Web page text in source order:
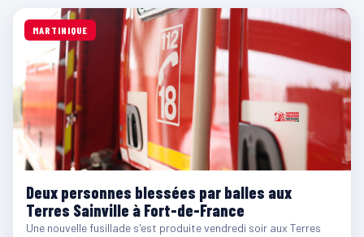
MARTINIQUE
Deux personnes blessées par balles aux
Terres Sainville à Fort-de-France
Une nouvelle fusillade s'est produite vendredi soir aux Terres